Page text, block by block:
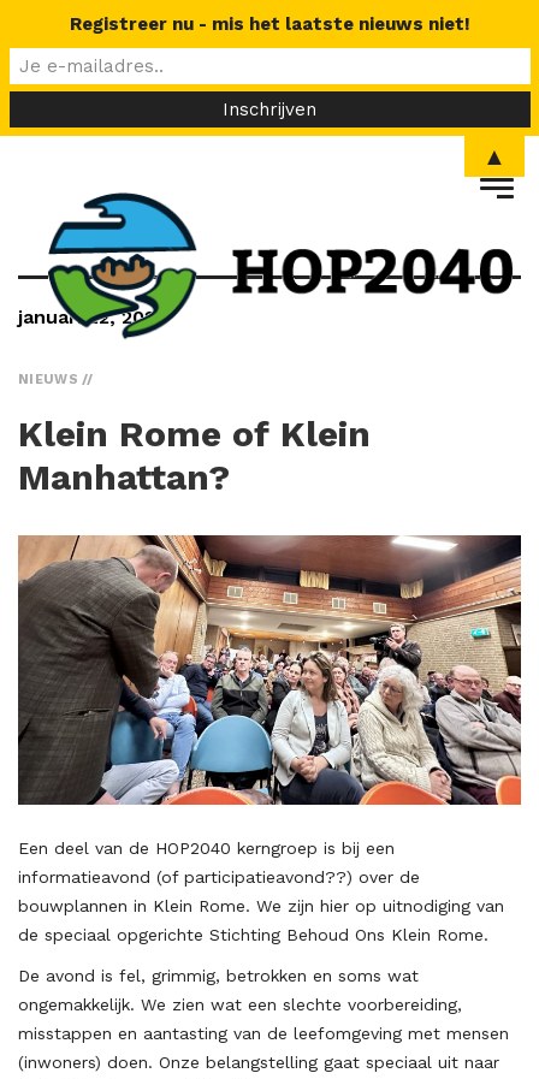
januari 22, 2024
NIEUWS
Klein Rome of Klein
Manhattan?
Een deel van de HOP2040 kerngroep is bij een
informatieavond (of participatieavond??) over de
bouwplannen in Klein Rome. We zijn hier op uitnodiging van
de speciaal opgerichte Stichting Behoud Ons Klein Rome.
De avond is fel, grimmig, betrokken en soms wat
ongemakkelijk. We zien wat een slechte voorbereiding,
misstappen en aantasting van de leefomgeving met mensen
(inwoners) doen. Onze belangstelling gaat speciaal uit naar
Registreer nu - mis het laatste nieuws niet!
▲